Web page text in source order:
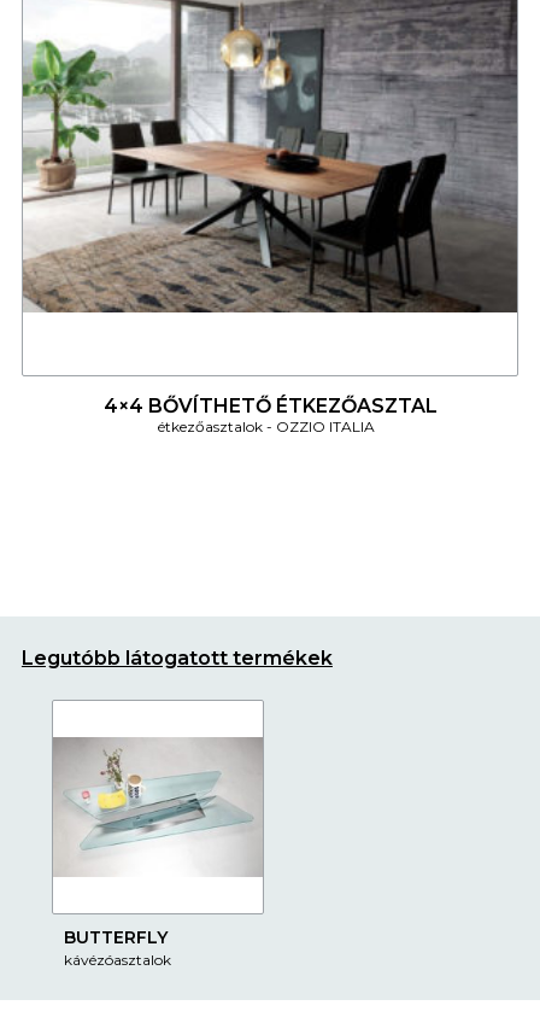
4×4 BŐVÍTHETŐ ÉTKEZŐASZTAL
étkezőasztalok OZZIO ITALIA
Legutóbb látogatott termékek
BUTTERFLY
kávézóasztalok